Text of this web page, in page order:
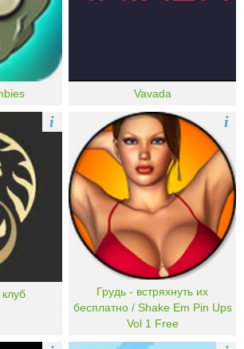
Vavada
i
Грудь - встряхнуть их
бесплатно / Shake Em Pin Ups
Vol 1 Free
i